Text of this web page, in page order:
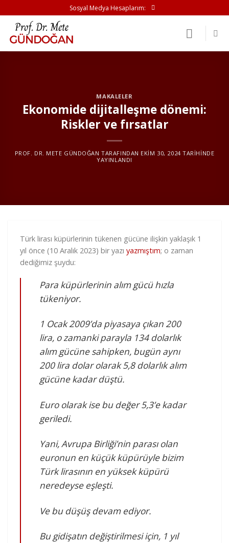
atla
Sosyal Medya Hesaplarım:
MAKALELER
Ekonomide dijitalleşme dönemi:
Riskler ve fırsatlar
PROF. DR. METE GÜNDOĞAN TARAFINDAN EKIM 30, 2024TARIHINDE
YAYINLANDI
Türk lirası küpürlerinin tükenen gücüne ilişkin yaklaşık 1
yıl önce (10 Aralık 2023) bir yazı yazmıştım; o zaman
dediğimiz şuydu:
Para küpürlerinin alım gücü hızla
tükeniyor.
1 Ocak 2009’da piyasaya çıkan 200
lira, o zamanki parayla 134 dolarlık
alım gücüne sahipken, bugün aynı
200 lira dolar olarak 5,8 dolarlık alım
gücüne kadar düştü.
Euro olarak ise bu değer 5,3’e kadar
geriledi.
Yani, Avrupa Birliği’nin parası olan
euronun en küçük küpürüyle bizim
Türk lirasının en yüksek küpürü
neredeyse eşleşti.
Ve bu düşüş devam ediyor.
Bu gidişatın değiştirilmesi için, 1 yıl